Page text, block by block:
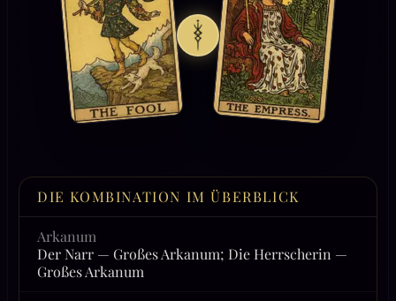
DIE KOMBINATION IM ÜBERBLICK
Arkanum
Der Narr — Großes Arkanum; Die Herrscherin —
Großes Arkanum